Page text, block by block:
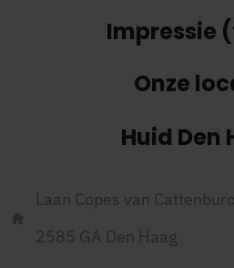
Impressie
Onze
Huid Den
Laan Copes van
2585 GA Den Haag